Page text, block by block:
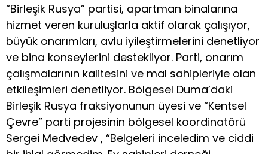
“Birleşik Rusya” partisi, apartman binalarına
hizmet veren kuruluşlarla aktif olarak çalışıyor,
büyük onarımları, avlu iyileştirmelerini denetliyor
ve bina konseylerini destekliyor. Parti, onarım
çalışmalarının kalitesini ve mal sahipleriyle olan
etkileşimleri denetliyor. Bölgesel Duma’daki
Birleşik Rusya fraksiyonunun üyesi ve “Kentsel
Çevre” parti projesinin bölgesel koordinatörü
Sergei Medvedev , “Belgeleri inceledim ve ciddi